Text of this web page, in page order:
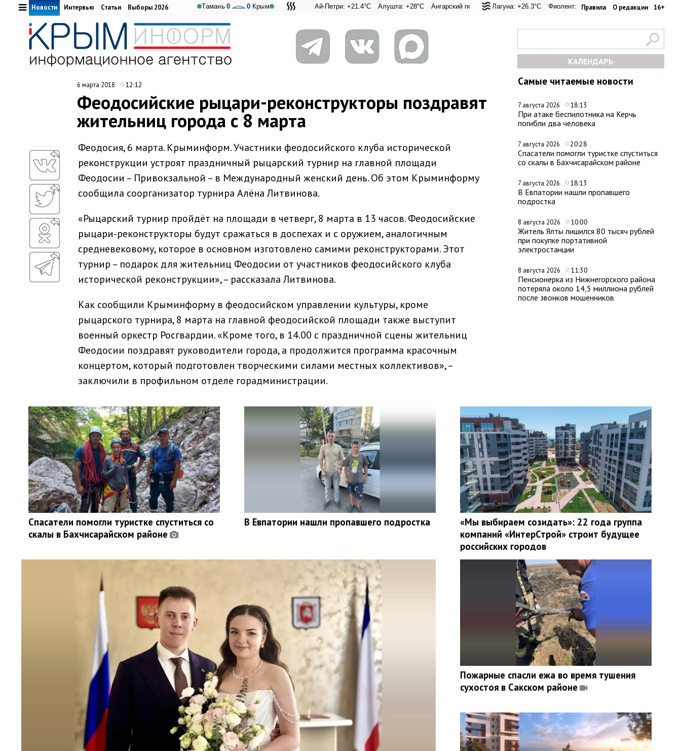
Правила О редакции 16+
Адмиральская Лагуна: +26.3°C Фиолент: +26.6°C Казачья бухта: +26.6°C
Ай-Петри: +21.4°C Алушта: +28°C Ангарский перевал: +24.9°C Евпатория: +33.8°C Керчь: +31°C Никитский сад: +27°C
Тамань 0 0 Крым
Новости Интервью Статьи Выборы 2026
КАЛЕНДАРЬ
Самые читаемые новости
7 августа 2026 18:13
При атаке беспилотника на Керчь
погибли два человека
7 августа 2026 20:28
Спасатели помогли туристке спуститься
со скалы в Бахчисарайском районе
7 августа 2026 18:13
В Евпатории нашли пропавшего
подростка
8 августа 2026 10:00
Житель Ялты лишился 80 тысяч рублей
при покупке портативной
электростанции
8 августа 2026 11:30
Пенсионерка из Нижнегорского района
потеряла около 14,5 миллиона рублей
после звонков мошенников
6 марта 2018 12:12
Феодосийские рыцари-реконструкторы поздравят
жительниц города с 8 марта
Феодосия, 6 марта. Крыминформ. Участники феодосийского клуба исторической
реконструкции устроят праздничный рыцарский турнир на главной площади
Феодосии – Привокзальной – в Международный женский день. Об этом Крыминформу
сообщила соорганизатор турнира Алёна Литвинова.
«Рыцарский турнир пройдёт на площади в четверг, 8 марта в 13 часов. Феодосийские
рыцари-реконструкторы будут сражаться в доспехах и с оружием, аналогичным
средневековому, которое в основном изготовлено самими реконструкторами. Этот
турнир – подарок для жительниц Феодосии от участников феодосийского клуба
исторической реконструкции», – рассказала Литвинова.
Как сообщили Крыминформу в феодосийском управлении культуры, кроме
рыцарского турнира, 8 марта на главной феодосийской площади также выступит
военный оркестр Росгвардии. «Кроме того, в 14.00 с праздничной сцены жительниц
Феодосии поздравят руководители города, а продолжится программа красочным
концертом, который подготовлен творческими силами местных коллективов», –
заключили в профильном отделе горадминистрации.
Спасатели помогли туристке спуститься со
скалы в Бахчисарайском районе
В Евпатории нашли пропавшего подростка
«Мы выбираем созидать»: 22 года группа
компаний «ИнтерСтрой» строит будущее
российских городов
Пожарные спасли ежа во время тушения
сухостоя в Сакском районе